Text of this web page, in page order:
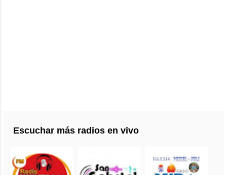
Escuchar más radios en vivo